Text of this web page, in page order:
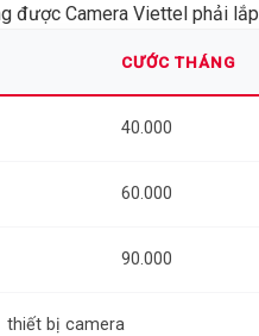
được Camera Viettel phải
CƯỚC THÁNG
40.000
60.000
90.000
thiết bị camera